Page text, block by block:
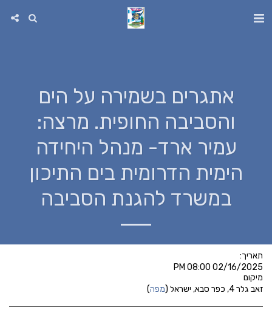
אתגרים בשמירה על הים
והסביבה החופית. מרצה:
עמיר ארד- מנהל היחידה
הימית הדרומית בים התיכון
במשרד להגנת הסביבה
תאריך:
02/16/2025 08:00 PM
מיקום
זאב גלר 4, כפר סבא, ישראל (
מפה)